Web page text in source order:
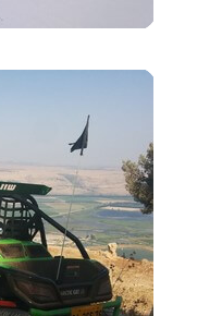
ם בוא השלג לארצנו
בצפון הרחוק מפלים
Trip length